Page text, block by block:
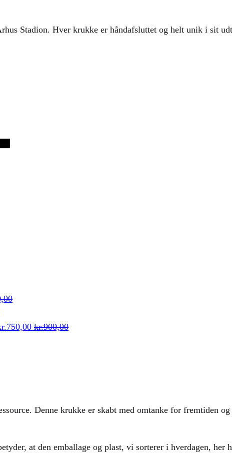
Stadion. Hver krukke er håndafsluttet og helt unik i sit
750,00 kr.900,00
Denne krukke er skabt med omtanke for fremtiden
at den emballage og plast, vi sorterer i hverdagen, her